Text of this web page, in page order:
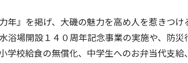
年』を掲げ、大磯の魅力を高め人を惹きつけ
浴場開設１４０周年記念事業の実施や、防
学校給食の無償化、中学生へのお弁当代支